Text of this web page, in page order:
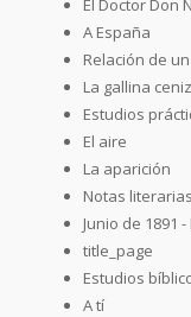
A España
Relación de
La gallina
Estudios
El aire
La aparición
Notas
Junio de 1891
title_page
Estudios
A tí